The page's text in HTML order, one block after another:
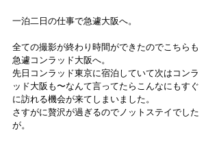
一泊二日の仕事で急遽大阪へ。
全ての撮影が終わり時間ができたのでこちらも
急遽コンラッド大阪へ。
先日コンラッド東京に宿泊していて次はコンラ
ッド大阪も〜なんて言ってたらこんなにもすぐ
に訪れる機会が来てしまいました。
さすがに贅沢が過ぎるのでノットステイでした
が。